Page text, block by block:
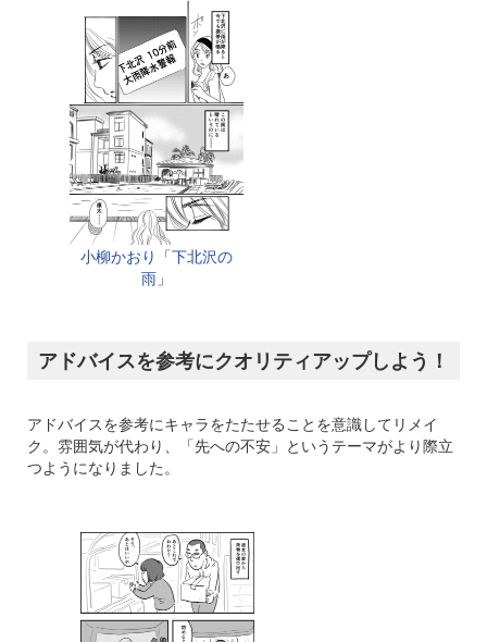
小柳かおり 「下北沢の
雨 」
アドバイスを参考にクオリティアップしよう！
アドバイスを参考にキャラをたたせることを意識してリメイ
ク。雰囲気が代わり、「先への不安」というテーマがより際立
つようになりました。